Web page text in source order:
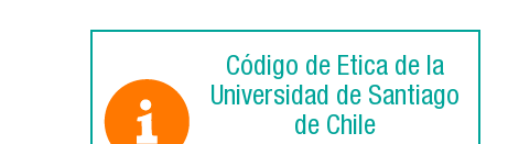
Código de Ética de la
Universidad de Santiago
de Chile